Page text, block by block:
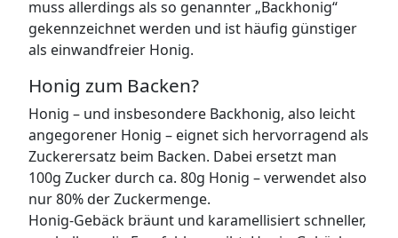
muss allerdings als so genannter „Backhonig“
gekennzeichnet werden und ist häufig günstiger
als einwandfreier Honig.
Honig zum Backen?
Honig – und insbesondere Backhonig, also leicht
angegorener Honig – eignet sich hervorragend als
Zuckerersatz beim Backen. Dabei ersetzt man
100g Zucker durch ca. 80g Honig – verwendet also
nur 80% der Zuckermenge.
Honig-Gebäck bräunt und karamellisiert schneller,